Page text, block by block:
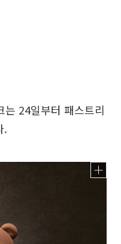
는 24일부터 패스트리
.